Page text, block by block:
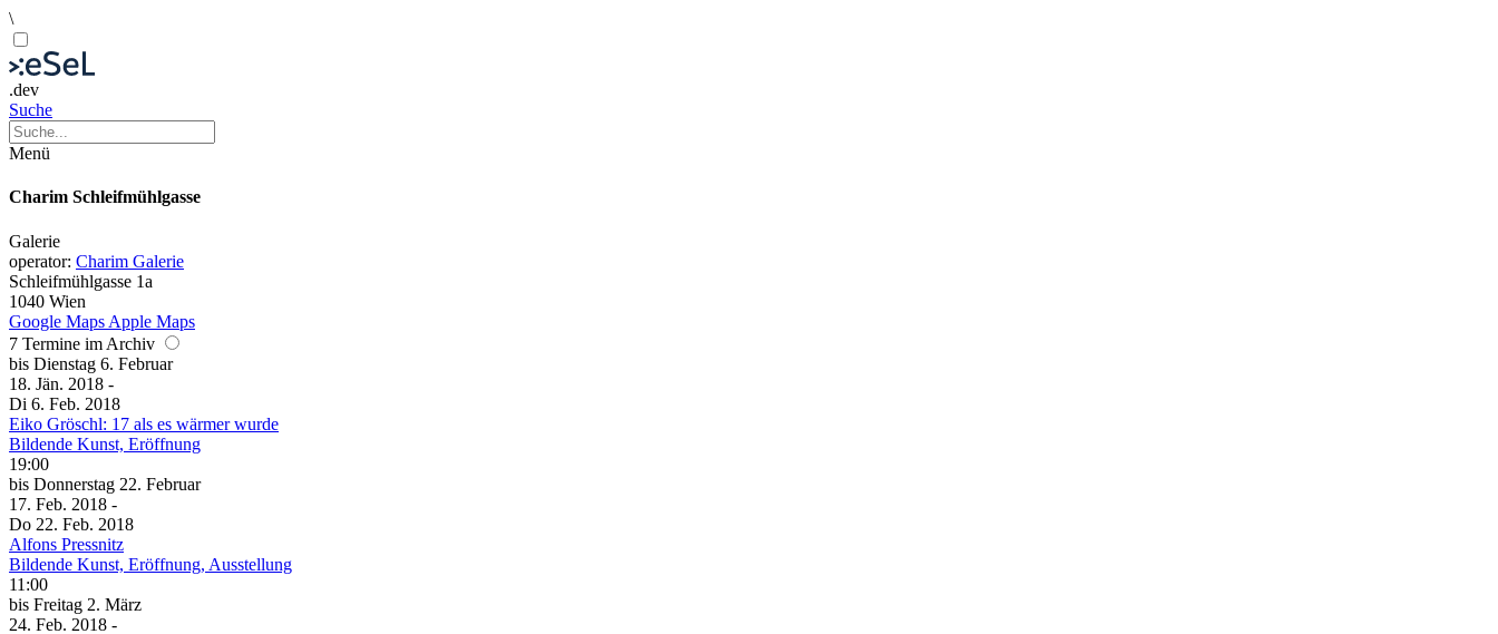
\
.dev
Suche
Menü
Charim Schleifmühlgasse
Galerie
operator: Charim Galerie
Schleifmühlgasse 1a
1040 Wien
Google Maps Apple Maps
7 Termine im Archiv
bis Dienstag 6. Februar
18. Jän. 2018 -
Di 6. Feb. 2018
Eiko Gröschl: 17 als es wärmer wurde
Bildende Kunst, Eröffnung
19:00
bis Donnerstag 22. Februar
17. Feb. 2018 -
Do 22. Feb. 2018
Alfons Pressnitz
Bildende Kunst, Eröffnung, Ausstellung
11:00
bis Freitag 2. März
24. Feb. 2018 -